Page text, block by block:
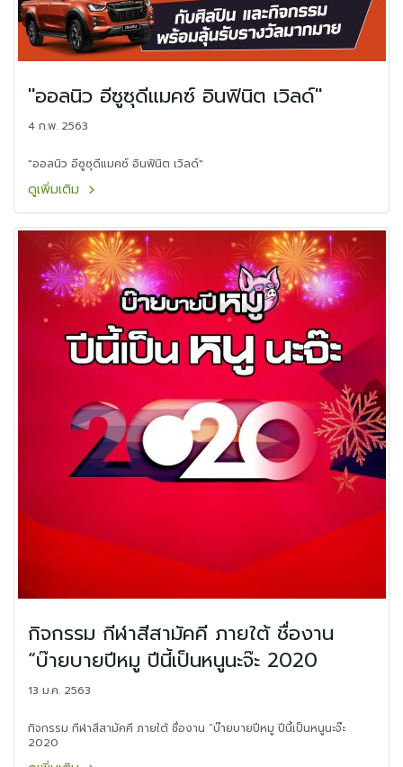
"ออลนิว อีซูซุดีแมคซ์ อินฟินิต เวิลด์"
4 ก.พ. 2563
"ออลนิว อีซูซุดีแมคซ์ อินฟินิต เวิลด์"
ดูเพิ่มเติม
กิจกรรม กีฬาสีสามัคคี ภายใต้ ชื่องาน
“บ๊ายบายปีหมู ปีนี้เป็นหนูนะจ๊ะ 2020
13 ม.ค. 2563
กิจกรรม กีฬาสีสามัคคี ภายใต้ ชื่องาน “บ๊ายบายปีหมู ปีนี้เป็นหนูนะจ๊ะ
2020